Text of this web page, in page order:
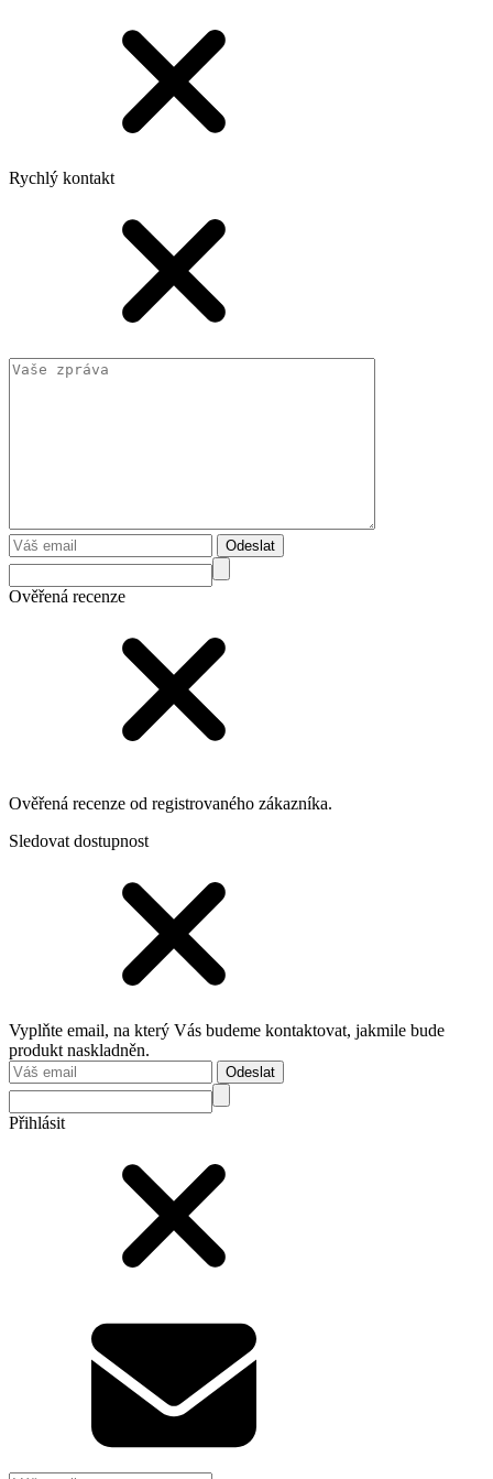
Rychlý kontakt
Odeslat
Ověřená recenze
Ověřená recenze od registrovaného zákazníka.
Sledovat dostupnost
Vyplňte email, na který Vás budeme kontaktovat, jakmile bude
produkt naskladněn.
Odeslat
Přihlásit